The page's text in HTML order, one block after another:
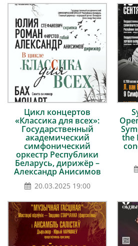
Цикл концертов
«Классика для всех»:
Государственный
академический
симфонический
оркестр Республики
Беларусь, дирижёр –
Александр Анисимов
20.03.2025 19:00
the